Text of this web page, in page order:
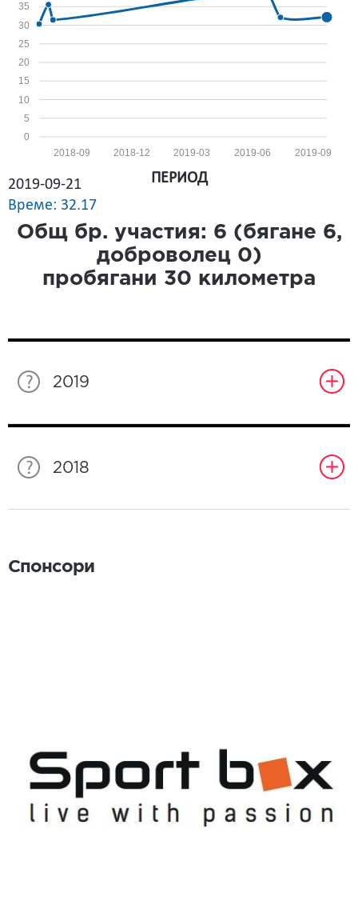
0
5
10
15
20
25
30
35
2019-09
2019-06
2019-03
2018-12
2018-09
2019-09-21
Време: 32.17
ПЕРИОД
Общ бр. участия: 6 (бягане 6,
доброволец 0)
пробягани 30 километра
2019
2018
Спонсори